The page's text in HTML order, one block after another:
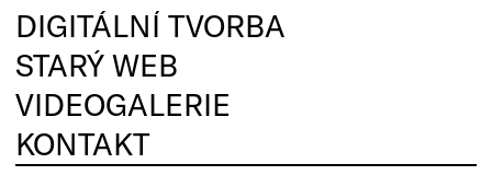
DIGITÁLNÍ TVORBA
STARÝ WEB
VIDEOGALERIE
KONTAKT